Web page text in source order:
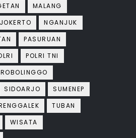
MALANG
NGANJUK
PASURUAN
POLRI TNI
SIDOARJO
SUMENEP
TUBAN
WISATA